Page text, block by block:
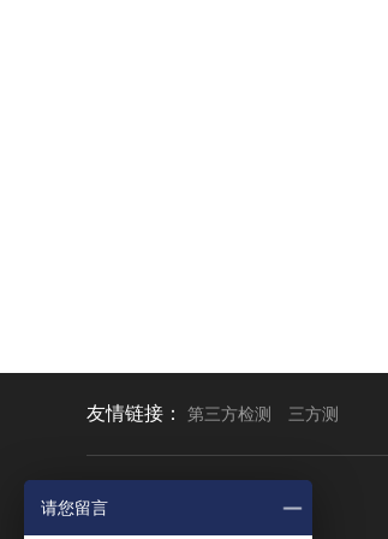
友情链接： 第三方检测 三方测
请您留言